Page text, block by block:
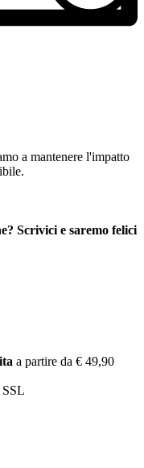
a mantenere l'impatto
Scrivici e saremo felici
a partire da € 49,90